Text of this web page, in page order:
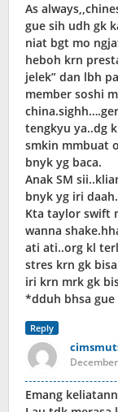
As
gue sih udh gk
niat bgt mo
heboh krn
jelek” dan lbh
member soshi
tengkyu ya..dg
smkin mmbuat
bnyk yg baca.
Anak SM
bnyk yg iri
Kta taylor swift
wanna
ati ati..org kl
stres krn gk
iri krn mrk gk
*dduh bhsa
Reply
Emang